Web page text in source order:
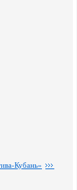
Кубань»